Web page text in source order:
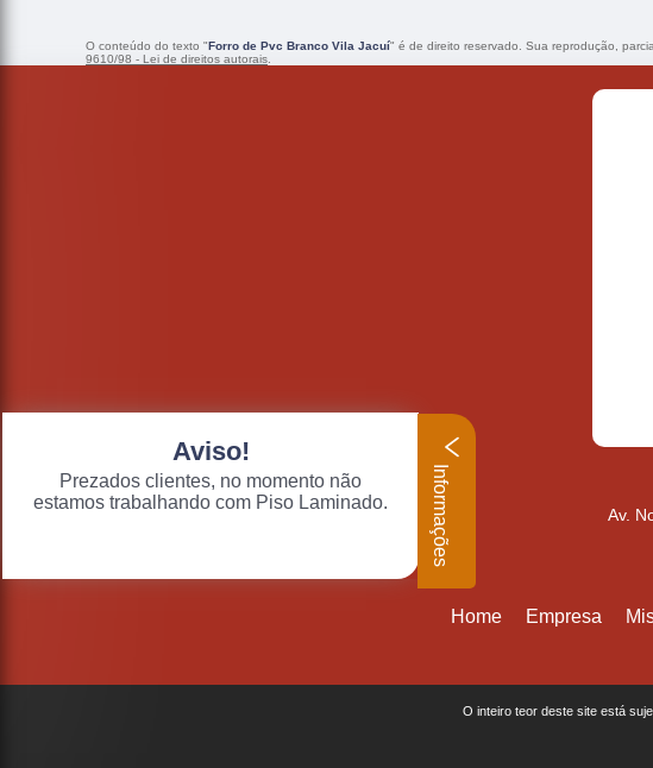
O conteúdo do texto "Forro de Pvc Branco Vila Jacuí" é de direito reservado. Sua reprodução,
9610/98 - Lei de direitos autorais
Av.
Home Empresa
O inteiro teor deste site está
Aviso!
Prezados clientes, no momento não
estamos trabalhando com Piso Laminado.
Informações